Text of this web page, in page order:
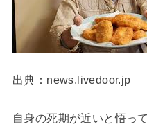
出典：news.livedoor.jp
自身の死期が近いと悟っ